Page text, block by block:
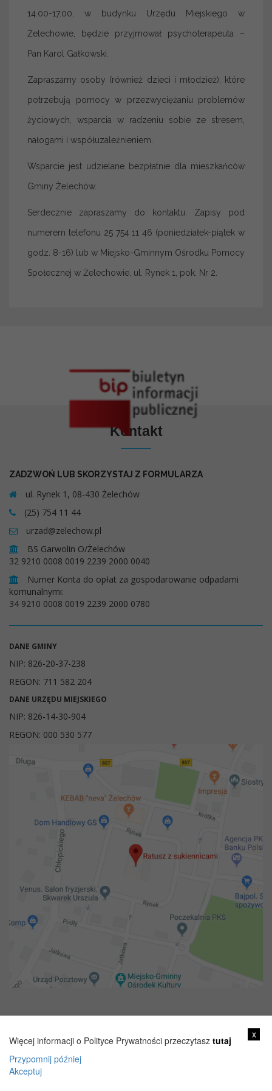
14.00-17.00, w budynku Urzędu Miejskiego w
Żelechowie, będzie przyjmował psychoterapeuta –
Pan Karol Gałkowski.
Zapraszamy osoby (również dzieci i młodzież), które
potrzebują pomocy w przezwyciężaniu problemów
życiowych, wsparcia w radzeniu sobie ze stresem,
nałogami i współuzależnieniem.
Wsparcie jest udzielane bezpłatnie dla mieszkańców
Gminy Żelechów.
Serdecznie zapraszamy do kontaktu. Zapisy pod
numerem telefonu 25 754 11 46 (poniedziałek-piątek w
godz. 8-16) lub w Miejsko-Gminnym Ośrodku Pomocy
Społecznej w Żelechowie, ul. Rynek 1, pok. Nr 2.
Kontakt
ZADZWOŃ LUB SKORZYSTAJ Z FORMULARZA
ul. Rynek 1, 08-430 Żelechów
(25) 754 11 44
urzad@zelechow.pl
BS Garwolin O/Żelechów
32 9210 0008 0019 2239 2000 0040
Numer Konta do opłat za gospodarowanie odpadami
komunalnymi:
34 9210 0008 0019 2239 2000 0780
DANE GMINY
NIP: 826-20-37-238
REGON: 711 582 204
DANE URZĘDU MIEJSKIEGO
NIP: 826-14-30-904
REGON: 000 530 577
x
Więcej informacji o Polityce Prywatności przeczytasz tutaj
Przypomnij później
Akceptuj